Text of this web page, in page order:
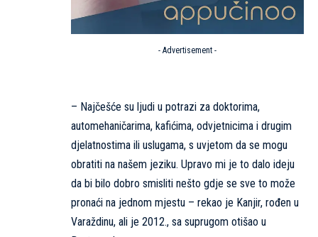
- Advertisement -
– Najčešće su ljudi u potrazi za doktorima,
automehaničarima, kafićima, odvjetnicima i drugim
djelatnostima ili uslugama, s uvjetom da se mogu
obratiti na našem jeziku. Upravo mi je to dalo ideju
da bi bilo dobro smisliti nešto gdje se sve to može
pronaći na jednom mjestu – rekao je Kanjir, rođen u
Varaždinu, ali je 2012., sa suprugom otišao u